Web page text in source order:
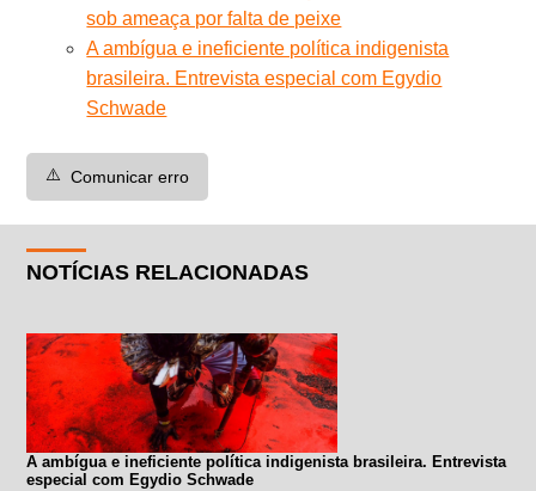
sob ameaça por falta de peixe
A ambígua e ineficiente política indigenista
brasileira. Entrevista especial com Egydio
Schwade
⚠️ Comunicar erro
NOTÍCIAS RELACIONADAS
A ambígua e ineficiente política indigenista brasileira. Entrevista
especial com Egydio Schwade